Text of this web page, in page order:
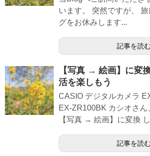
います。 突然ですが、
グをお休みします...
記事を読
【写真 → 絵画】に変
活を楽しもう
CASIO デジタルカメラ
EX-ZR100BK カシオさん
【写真 → 絵画】に変換
記事を読